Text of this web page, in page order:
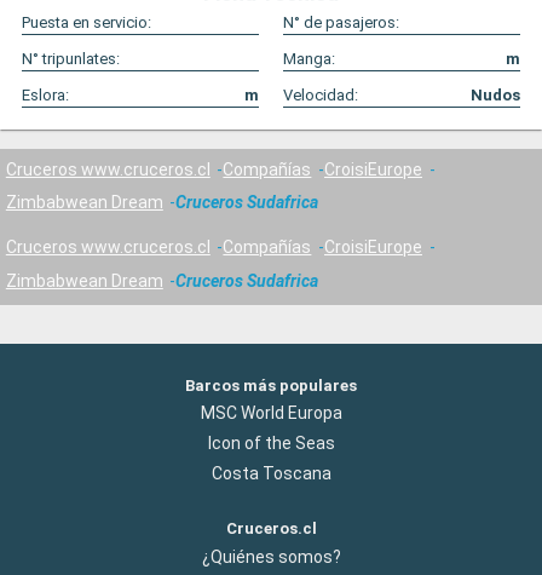
Puesta en servicio:
N° de pasajeros:
N° tripunlates:
Manga:
m
Eslora:
m Velocidad: Nudos
Cruceros www.cruceros.cl Compañías
CroisiEurope
Zimbabwean Dream
Cruceros Sudafrica
Cruceros www.cruceros.cl Compañías
CroisiEurope
Zimbabwean Dream
Cruceros Sudafrica
Barcos más populares
MSC World Europa
Icon of the Seas
Costa Toscana
Cruceros.cl
¿Quiénes somos?